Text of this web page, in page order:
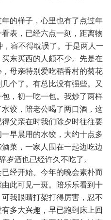
的样子，心里也有了点过年
表，已经六点一刻，距离物
容不得耽误了。于是两人一
东买西的人颇不少。先是在
母亲特别爱吃稻香村的菊花
个了。有总比没有强些。又
，初一吃一包。我炒了两样
饺，陪老公喝了两口酒，这
父亲在时我们除夕时往往要
早晨用的水饺，大约十点多
菜，一家人围在一起边吃边
岁酒也已经许久不吃了。
经开始。今年的晚会素朴而
此可见一斑。陪乐乐看到十
我眼睛打架打得厉害，忍不
多大兴趣，早已跑到床上回